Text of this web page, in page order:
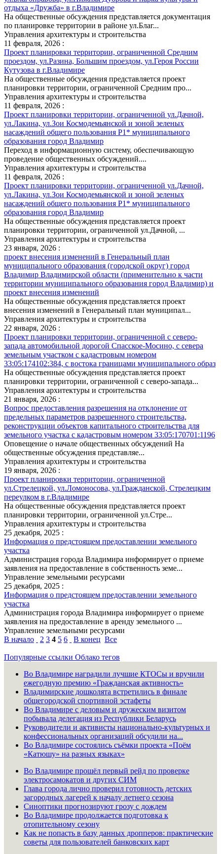
отдыха «Дружба» в г.Владимире
На общественные обсуждения представляется документация
по планировке территории в районе ул.Благ...
Управления архитектуры и строительства
11 февраля, 2026 :
Проект планировки территории, ограниченной Средним
проездом, ул.Разина, Большим проездом, ул.Героя России
Кутузова в г.Владимире
На общественные обсуждения представляется проект
планировки территории, ограниченной Средним про...
Управления архитектуры и строительства
11 февраля, 2026 :
Проект планировки территории, ограниченной ул.Дачной,
ул.Лакина, ул.Зои Космодемьянской и зоной зеленых
насаждений общего пользования Р1* муниципального
образования город Владимир
Переход в информационную систему, обеспечивающую
проведение общественных обсуждений....
Управления архитектуры и строительства
11 февраля, 2026 :
Проект планировки территории, ограниченной ул.Дачной,
ул.Лакина, ул.Зои Космодемьянской и зоной зеленых
насаждений общего пользования Р1* муниципального
образования город Владимир
На общественные обсуждения представляется проект
планировки территории, ограниченной ул.Дачной, ...
Управления архитектуры и строительства
23 января, 2026 :
проект внесения изменений в Генеральный план
муниципального образования (городской округ) город
Владимир Владимирской области (применительно к части
территории муниципального образования город Владимир) и
проект внесения изменений
На общественные обсуждения представляется проект
внесения изменений в Генеральный план муниципал...
Управления архитектуры и строительства
22 января, 2026 :
Проект планировки территории, ограниченной с северо-
запада автомобильной дорогой Спасское-Мосино, с севера
земельным участком с кадастровым номером
33:05:174102:384, с востока границами муниципального образ
На общественные обсуждения представляется проект
планировки территории, ограниченной с северо-запада...
Управления архитектуры и строительства
21 января, 2026 :
Вопрос предоставления разрешения на отклонение от
предельных параметров разрешенного строительства,
реконструкции объектов капитального строительства для
земельного участка с кадастровым номером 33:05:170701:1196
Оповещение о начале общественных обсуждений На
общественные обсуждения представляе...
Управления архитектуры и строительства
19 января, 2026 :
Проект планировки территории, ограниченной
ул.Стрелецкой, ул.Ломоносова, ул.Гражданской, Стрелецким
переулком в г.Владимире
На общественные обсуждения представляется проект
планировки территории, ограниченной ул.Стре...
Управления архитектуры и строительства
25 декабря, 2025 :
Информация о предстоящем предоставлении земельного
участка
Администрация города Владимира информирует о приеме
заявления на предоставление в собственность земе...
Управление земельными ресурсами
25 декабря, 2025 :
Информация о предстоящем предоставлении земельного
участка
Администрация города Владимира информирует о приеме
заявления на предоставление в аренду земельного ...
Управление земельными ресурсами
В начало
2 3 4 5 6 В конец Все
Популярные ссылки Облако тегов
Во Владимире наградили лучшие КТОСы и вручили
ежегодную премию «Гражданская активность»
Владимирские дошколята встретились в финале
общегородской спортивной эстафеты
Во Владимире с деловым и дружеским визитом
побывала делегация из Республики Беларусь
Руководители и активисты национально-культурных и
конфессиональных организаций обсудили на...
Во Владимире состоялись съёмки проекта «Поём
«Катюшу» на разных языках»
Во Владимире прошёл первый рейд по проверке
электросамокатов и других СИМ
Глава города лично проверил готовность детских
загородных лагерей к началу летнего сезона
Синоптики прогнозируют грозу с дождем
Во Владимире продолжается подготовка к
отопительному сезону
Как не попасть в базу данных дропперов: практические
советы для пользователей банковских карт